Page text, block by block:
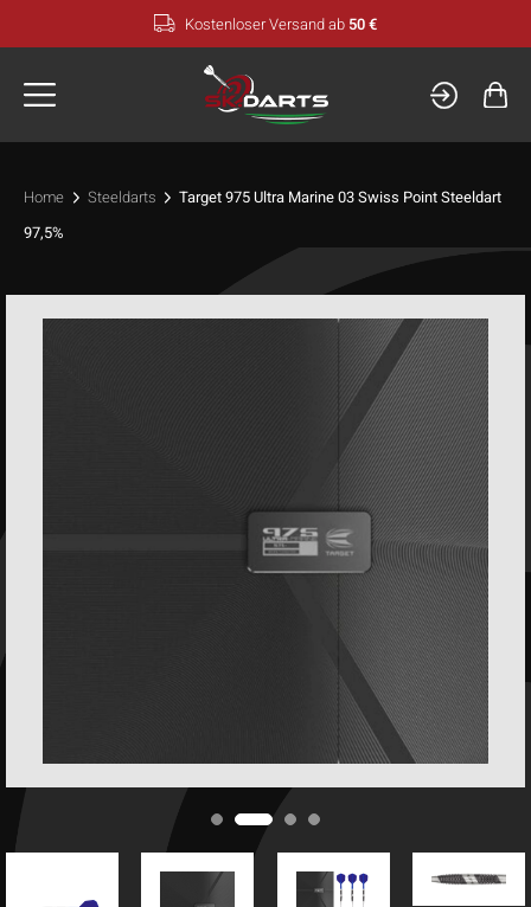
Inhalt
Kostenloser Versand ab 50 €
Home Steeldarts
Target 975 Ultra Marine 03 Swiss Point Steeldart
97,5%